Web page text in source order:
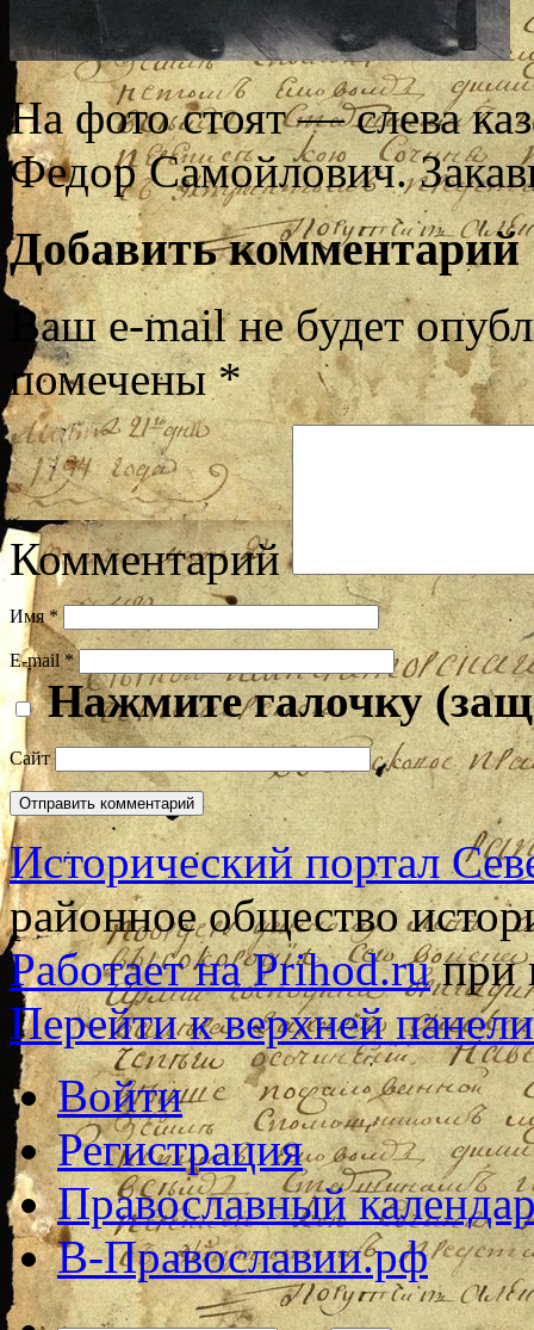
На фото стоят — слева
Федор Самойлович.
Добавить комментарий
Ваш e-mail не будет
помечены*
Комментарий
Имя*
E-mail*
Нажмите галочку
Сайт
Исторический портал
районное общество
Работает на Prihod.ruпри
Перейти к верхней панели
Войти
Регистрация
Православный
В-Православии.рф